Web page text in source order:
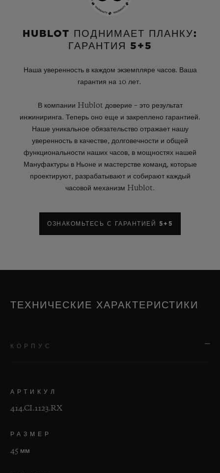
HUBLOT ПОДНИМАЕТ ПЛАНКУ:
ГАРАНТИЯ 5+5
Наша уверенность в каждом экземпляре часов. Ваша
гарантия на 10 лет.
В компании Hublot доверие – это результат
инжиниринга. Теперь оно еще и закреплено гарантией.
Наше уникальное обязательство отражает нашу
уверенность в качестве, долговечности и общей
функциональности наших часов, в мощностях нашей
Мануфактуры в Ньоне и мастерстве команд, которые
проектируют, разрабатывают и собирают каждый
часовой механизм Hublot.
ОЗНАКОМЬТЕСЬ С ГАРАНТИЕЙ 5+5
ТЕХНИЧЕСКИЕ ХАРАКТЕРИСТИКИ
КОРПУС
АРТИКУЛ
414.CI.1123.RX
РАЗМЕР
45 мм